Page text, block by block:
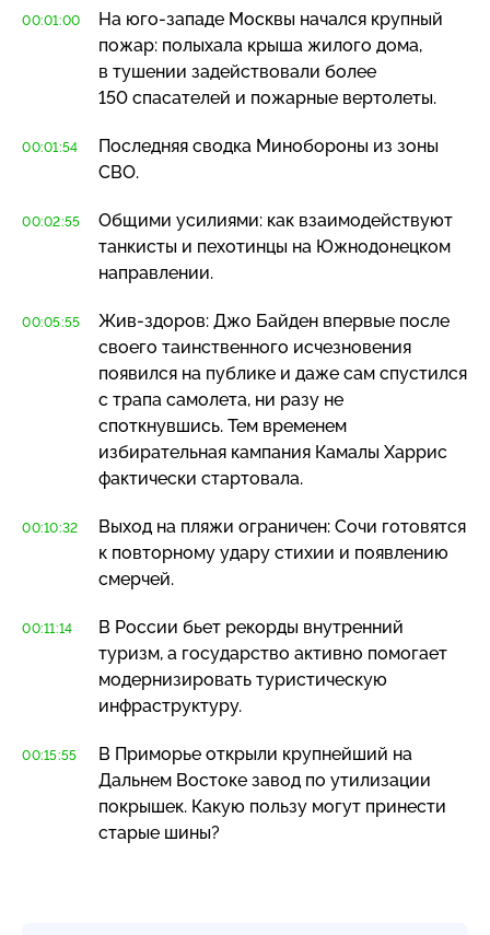
00:01:00 На юго-западе Москвы начался крупный
пожар: полыхала крыша жилого дома,
в тушении задействовали более
150 спасателей и пожарные вертолеты.
00:01:54
Последняя сводка Минобороны из зоны
СВО.
00:02:55
Общими усилиями: как взаимодействуют
танкисты и пехотинцы на Южнодонецком
направлении.
00:05:55 Жив-здоров: Джо Байден впервые после
своего таинственного исчезновения
появился на публике и даже сам спустился
с трапа самолета, ни разу не
споткнувшись. Тем временем
избирательная кампания Камалы Харрис
фактически стартовала.
00:10:32
Выход на пляжи ограничен: Сочи готовятся
к повторному удару стихии и появлению
смерчей.
00:11:14
В России бьет рекорды внутренний
туризм, а государство активно помогает
модернизировать туристическую
инфраструктуру.
00:15:55
В Приморье открыли крупнейший на
Дальнем Востоке завод по утилизации
покрышек. Какую пользу могут принести
старые шины?